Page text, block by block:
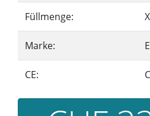
Füllmenge:
Marke:
CE: